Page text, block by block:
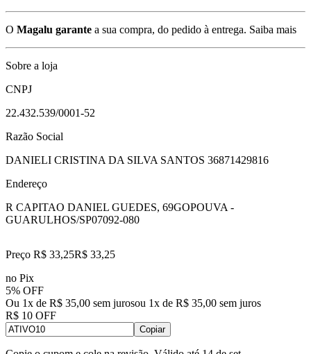
O Magalu garante a sua compra, do pedido à entrega. Saiba mais
Sobre a loja
CNPJ
22.432.539/0001-52
Razão Social
DANIELI CRISTINA DA SILVA SANTOS 36871429816
Endereço
R CAPITAO DANIEL GUEDES, 69GOPOUVA -
GUARULHOS/SP07092-080
Preço R$ 33,25R$ 33,25
no Pix
5% OFF
Ou 1x de R$ 35,00 sem jurosou 1x de R$ 35,00 sem juros
R$ 10 OFF
Copiar